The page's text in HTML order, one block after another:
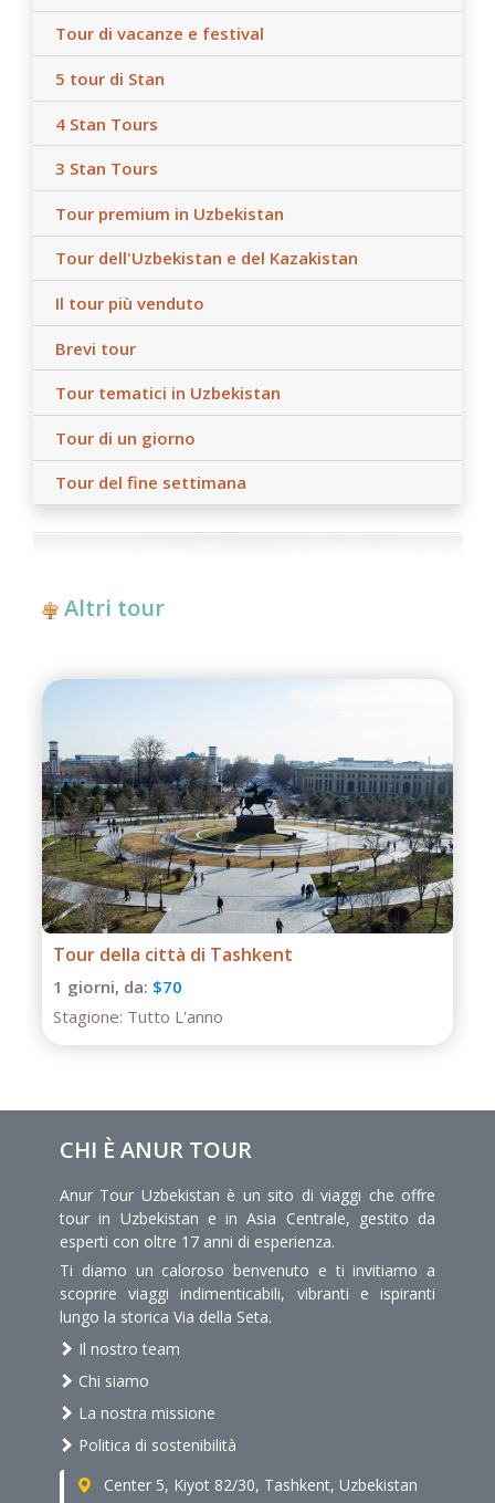
Tour di vacanze e festival
5 tour di Stan
4 Stan Tours
3 Stan Tours
Tour premium in Uzbekistan
Tour dell'Uzbekistan e del Kazakistan
Il tour più venduto
Brevi tour
Tour tematici in Uzbekistan
Tour di un giorno
Tour del fine settimana
Altri tour
Tour di un giorno a Termiz
1 giorni, da: $50
Stagione: Tutto L'anno
CHI È ANUR TOUR
Anur Tour Uzbekistan è un sito di viaggi che offre
tour in Uzbekistan e in Asia Centrale, gestito da
esperti con oltre 17 anni di esperienza.
Ti diamo un caloroso benvenuto e ti invitiamo a
scoprire viaggi indimenticabili, vibranti e ispiranti
lungo la storica Via della Seta.
Il nostro team
Chi siamo
La nostra missione
Politica di sostenibilità
Center 5, Kiyot 82/30, Tashkent, Uzbekistan